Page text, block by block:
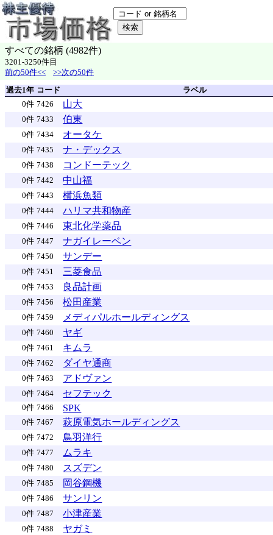
すべての銘柄 (4982件)
3201-3250件目
前の50件<<
>>次の50件
過去1年 コード
ラベル
0件 7426 山大
0件 7433 伯東
0件 7434 オータケ
0件 7435 ナ・デックス
0件 7438 コンドーテック
0件 7442 中山福
0件 7443 横浜魚類
0件 7444 ハリマ共和物産
0件 7446 東北化学薬品
0件 7447 ナガイレーベン
0件 7450 サンデー
0件 7451 三菱食品
0件 7453 良品計画
0件 7456 松田産業
0件 7459 メディパルホールディングス
0件 7460 ヤギ
0件 7461 キムラ
0件 7462 ダイヤ通商
0件 7463 アドヴァン
0件 7464 セフテック
0件 7466 SPK
0件 7467 萩原電気ホールディングス
0件 7472 鳥羽洋行
0件 7477 ムラキ
0件 7480 スズデン
0件 7485 岡谷鋼機
0件 7486 サンリン
0件 7487 小津産業
0件 7488 ヤガミ